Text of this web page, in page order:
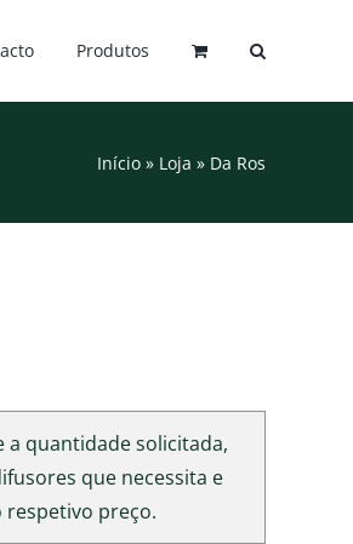
Produtos
Início » Loja » Da Ros
a quantidade solicitada,
que necessita e
preço.